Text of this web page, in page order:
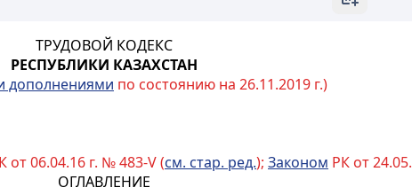
ТРУДОВОЙ КОДЕКС
РЕСПУБЛИКИ КАЗАХСТАН
дополнениями по состоянию на 26.11.2019 г.)
от 06.04.16 г. № 483-V (см. стар. ред.); Законом РК от
ОГЛАВЛЕНИЕ